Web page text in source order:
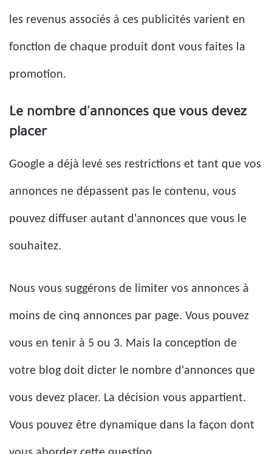
les revenus associés à ces publicités varient en
fonction de chaque produit dont vous faites la
promotion.
Le nombre d'annonces que vous devez
placer
Google a déjà levé ses restrictions et tant que vos
annonces ne dépassent pas le contenu, vous
pouvez diffuser autant d'annonces que vous le
souhaitez.
Nous vous suggérons de limiter vos annonces à
moins de cinq annonces par page. Vous pouvez
vous en tenir à 5 ou 3. Mais la conception de
votre blog doit dicter le nombre d'annonces que
vous devez placer. La décision vous appartient.
Vous pouvez être dynamique dans la façon dont